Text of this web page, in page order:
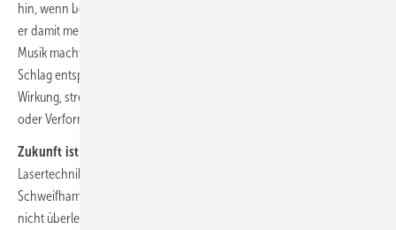
hin, wenn beim Schweifen der Hammer auf dein Werkstück trifft.“ Was
er damit meint? Dass der Ton auch bei der Blechbearbeitung die
Musik macht. Nur wenn es sich gut anhört, zieht der gesetzte
Schlag entsprechend durch, entfaltet er beim Aufprall die gewünschte
Wirkung,streckt sich zu schweifendes Material ohne Verspannungen
oder Verformungen.
Zukunft ist ohne Tradition unmöglich
Lasertechnik sind in modernen Werkstätten omnipräsent. Ohne
Schweifhammer, Lötkolben und Falzzange sind Klempner dennoch
nicht überlebensfähig, und das ist gut so. Ich bin sicher, dass auch in